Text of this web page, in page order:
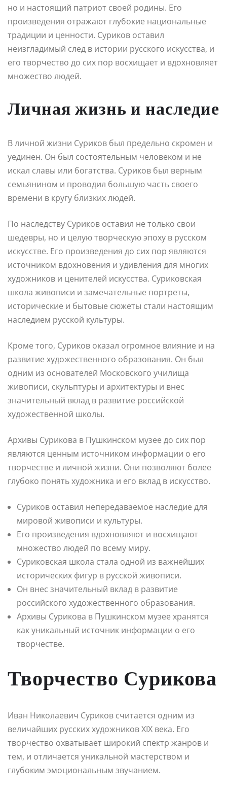
но и настоящий патриот своей родины. Его
произведения отражают глубокие национальные
традиции и ценности. Суриков оставил
неизгладимый след в истории русского искусства, и
его творчество до сих пор восхищает и вдохновляет
множество людей.
Личная жизнь и наследие
В личной жизни Суриков был предельно скромен и
уединен. Он был состоятельным человеком и не
искал славы или богатства. Суриков был верным
семьянином и проводил большую часть своего
времени в кругу близких людей.
По наследству Суриков оставил не только свои
шедевры, но и целую творческую эпоху в русском
искусстве. Его произведения до сих пор являются
источником вдохновения и удивления для многих
художников и ценителей искусства. Суриковская
школа живописи и замечательные портреты,
исторические и бытовые сюжеты стали настоящим
наследием русской культуры.
Кроме того, Суриков оказал огромное влияние и на
развитие художественного образования. Он был
одним из основателей Московского училища
живописи, скульптуры и архитектуры и внес
значительный вклад в развитие российской
художественной школы.
Архивы Сурикова в Пушкинском музее до сих пор
являются ценным источником информации о его
творчестве и личной жизни. Они позволяют более
глубоко понять художника и его вклад в искусство.
Суриков оставил непередаваемое наследие для
мировой живописи и культуры.
Его произведения вдохновляют и восхищают
множество людей по всему миру.
Суриковская школа стала одной из важнейших
исторических фигур в русской живописи.
Он внес значительный вклад в развитие
российского художественного образования.
Архивы Сурикова в Пушкинском музее хранятся
как уникальный источник информации о его
творчестве.
Творчество Сурикова
Иван Николаевич Суриков считается одним из
величайших русских художников XIX века. Его
творчество охватывает широкий спектр жанров и
тем, и отличается уникальной мастерством и
глубоким эмоциональным звучанием.